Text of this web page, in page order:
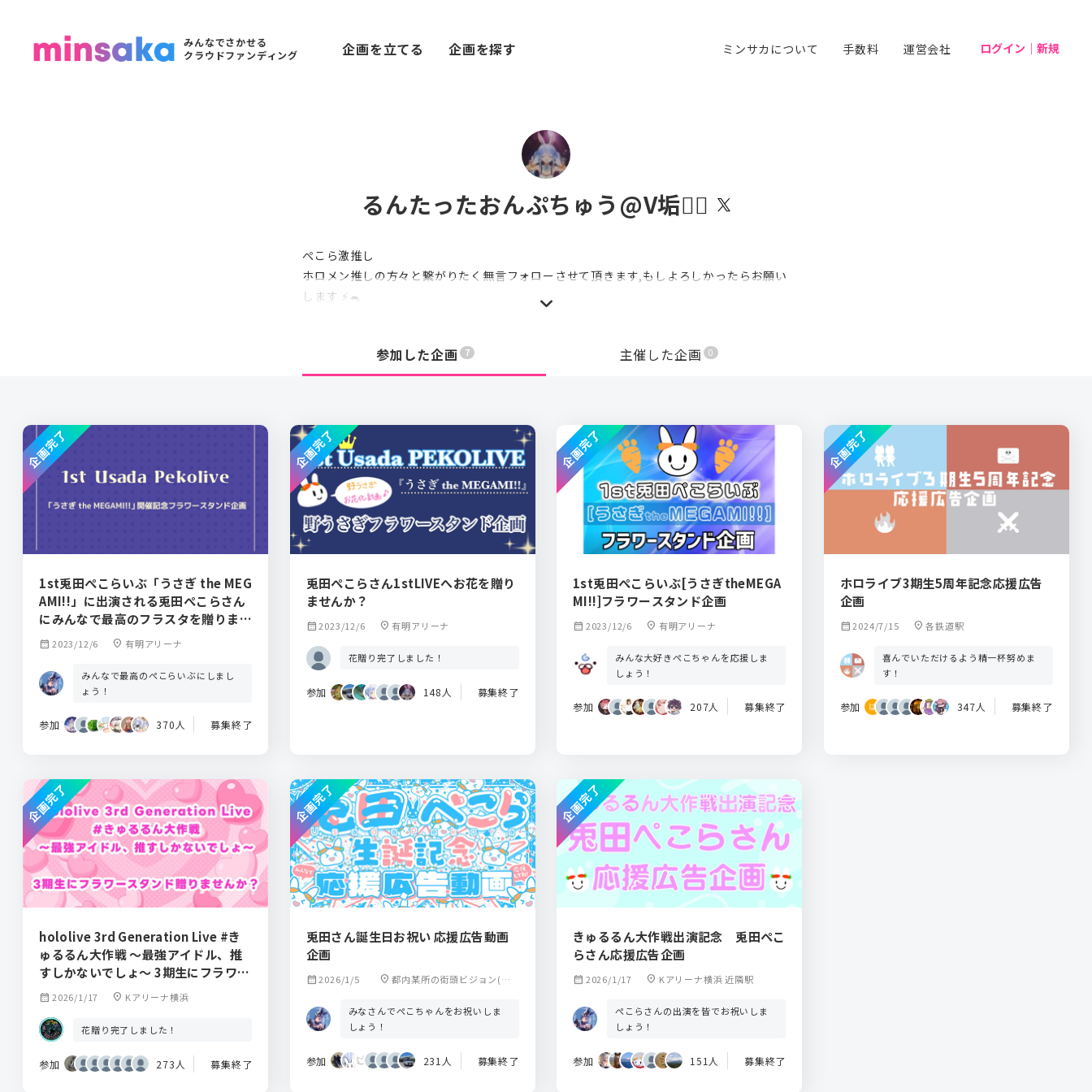
みんなでさかせる
クラウドファンディング
企画を立てる 企画を探す ミンサカについて 手数料 運営会社 ログイン｜新規
るんたったおんぷちゅう@V垢👯‍♀️
ぺこら激推し
ホロメン推しの方々と繋がりたく無言フォローさせて頂きます,もしよろしかったらお願い
します ⚡️🐁
参加した企画 7 主催した企画 0
1st兎田ぺこらいぶ「うさぎ the MEG
AMI!!」に出演される兎田ぺこらさん
にみんなで最高のフラスタを贈りませ
んか？
calendar_month 2023/12/6 location_on 有明アリーナ
みんなで最高のぺこらいぶにしまし
ょう！
参加 370人 募集終了
企画完了
兎田ぺこらさん1stLIVEへお花を贈り
ませんか？
calendar_month2023/12/6 location_on 有明アリーナ
花贈り完了しました！
参加 148人 募集終了
企画完了
1st兎田ぺこらいぶ[うさぎtheMEGA
MI!!]フラワースタンド企画
calendar_month 2023/12/6 location_on 有明アリーナ
みんな大好きぺこちゃんを応援しま
しょう！
参加 207人 募集終了
企画完了
ホロライブ3期生5周年記念応援広告
企画
calendar_month2024/7/15 location_on 各鉄道駅
喜んでいただけるよう精一杯努めま
す！
参加 347人 募集終了
企画完了
hololive 3rd Generation Live #き
ゅるるん大作戦 〜最強アイドル、推
すしかないでしょ〜 3期生にフラワー
スタンドを贈りませんか？
calendar_month 2026/1/17 location_on Kアリーナ横浜
花贈り完了しました！
参加 273人 募集終了
企画完了
兎田さん誕生日お祝い 応援広告動画
企画
calendar_month2026/1/5 location_on 都内某所の街頭ビジョン(規
みなさんでぺこちゃんをお祝いしま
しょう！
参加 231人 募集終了
企画完了
きゅるるん大作戦出演記念 兎田ぺこ
らさん応援広告企画
calendar_month 2026/1/17 location_on Kアリーナ横浜 近隣駅
ぺこらさんの出演を皆でお祝いしま
しょう！
参加 151人 募集終了
企画完了